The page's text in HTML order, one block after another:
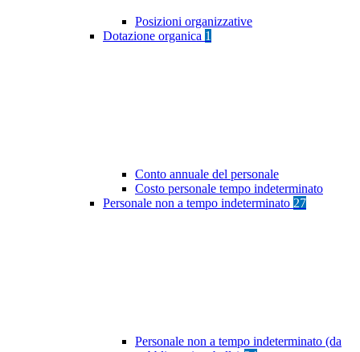
Posizioni organizzative
Dotazione organica 1
Conto annuale del personale
Costo personale tempo indeterminato
Personale non a tempo indeterminato 27
Personale non a tempo indeterminato (da